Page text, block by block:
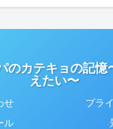
のカテキョの記憶
えたい〜
せ
プラ
ル